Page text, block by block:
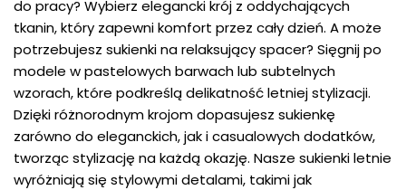
do pracy? Wybierz elegancki krój z oddychających
tkanin, który zapewni komfort przez cały dzień. A może
potrzebujesz sukienki na relaksujący spacer? Sięgnij po
modele w pastelowych barwach lub subtelnych
wzorach, które podkreślą delikatność letniej stylizacji.
Dzięki różnorodnym krojom dopasujesz sukienkę
zarówno do eleganckich, jak i casualowych dodatków,
tworząc stylizację na każdą okazję. Nasze sukienki letnie
wyróżniają się stylowymi detalami, takimi jak